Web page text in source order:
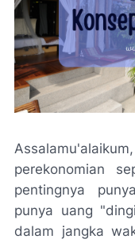
perekonomian
pentingnya
punya uang
dalam jangka